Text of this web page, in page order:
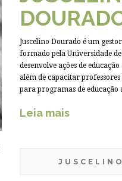
Juscelino Dourado é um
formado pela Universidade de
desenvolve ações de
além de capacitar
para programas de educação
Leia mais